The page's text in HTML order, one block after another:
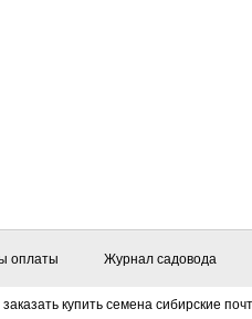
оплаты Журнал садовода
купить семена сибирские